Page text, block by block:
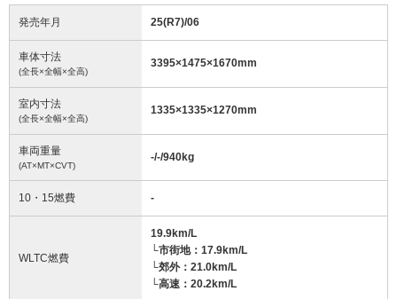
発売年月 25(R7)/06
車体寸法
(全長×全幅×全高)
3395×1475×1670mm
室内寸法
(全長×全幅×全高)
1335×1335×1270mm
車両重量
(AT×MT×CVT)
-/-/940kg
10・15燃費 -
WLTC燃費
19.9km/L
└市街地：17.9km/L
└郊外：21.0km/L
└高速：20.2km/L